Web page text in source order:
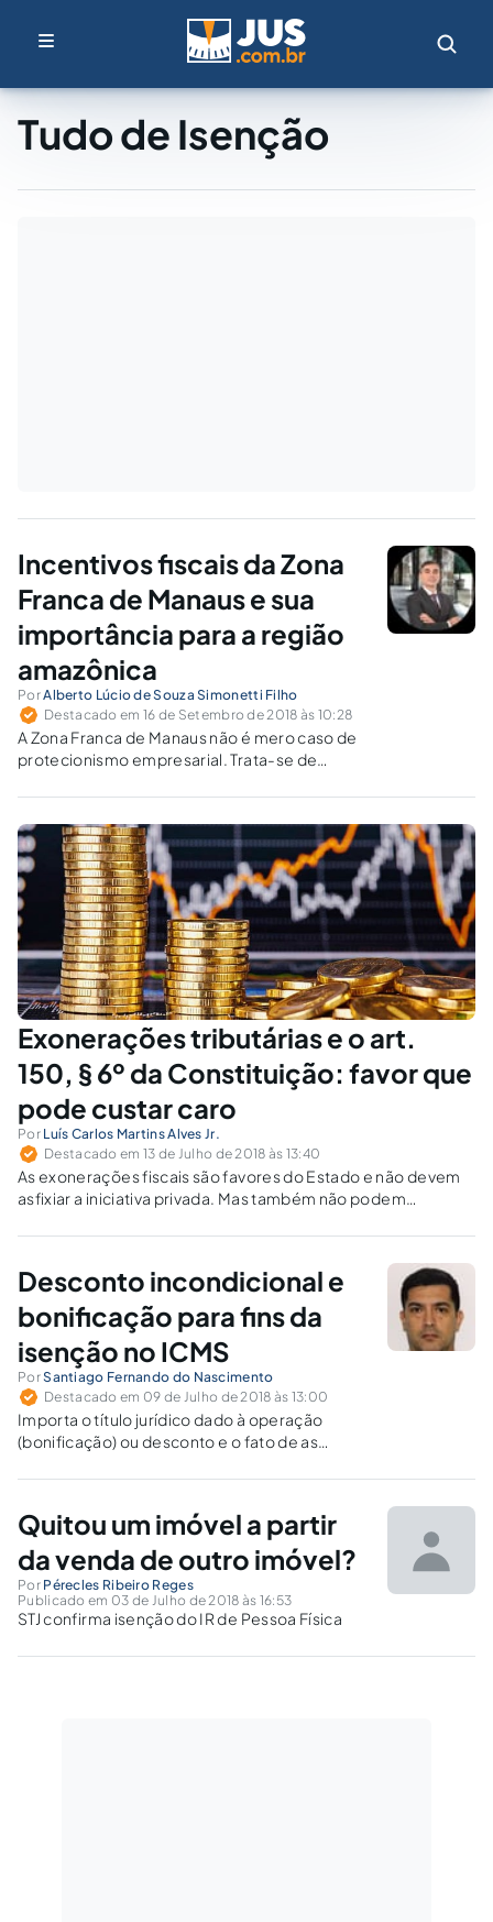
Tudo de Isenção
Incentivos fiscais da Zona
Franca de Manaus e sua
importância para a região
amazônica
PorAlberto Lúcio de Souza Simonetti Filho
Destacado em 16 de Setembro de 2018 às 10:28
A Zona Franca de Manaus não é mero caso de
protecionismo empresarial. Trata-se de
combater as desigualdades socioeconômicas
entre a região amazônica e as demais regiões
do país.
Exonerações tributárias e o art.
150, § 6º da Constituição: favor que
pode custar caro
Por Luís Carlos Martins Alves Jr.
Destacado em 13 de Julho de 2018 às 13:40
As exonerações fiscais são favores do Estado e não devem
asfixiar a iniciativa privada. Mas também não podem
Desconto incondicional e
bonificação para fins da
isenção no ICMS
PorSantiago Fernando do Nascimento
Destacado em 09 de Julho de 2018 às 13:00
Importa o título jurídico dado à operação
(bonificação) ou desconto e o fato de as
prêmios dados ao adquirente.
Quitou um imóvel a partir
da venda de outro imóvel?
Por Pérecles Ribeiro Reges
Publicado em 03 de Julho de 2018 às 16:53
STJ confirma isenção do IR de Pessoa Física